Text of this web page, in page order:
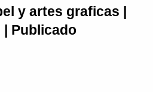
y artes graficas |
| Publicado